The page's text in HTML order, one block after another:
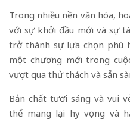
Trong nhiều nền văn hóa,
với sự khởi đầu mới và sự
trở thành sự lựa chọn phù
một chương mới trong
vượt qua thử thách và sẵn
Bản chất tươi sáng và vui
thể mang lại hy vọng và